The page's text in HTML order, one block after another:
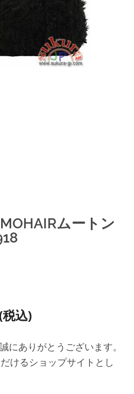
ムートン
税込)
にありがとうございます。
けるショップサイトとし